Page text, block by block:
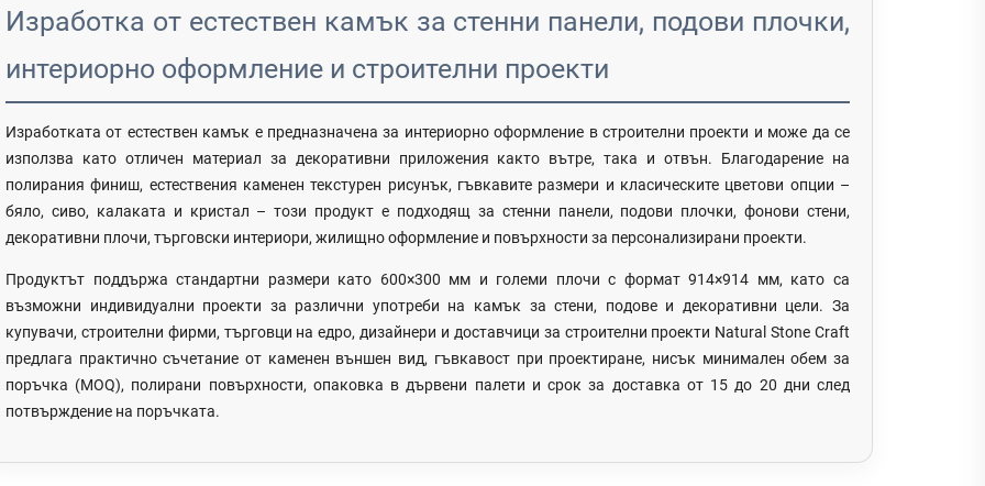
Изработка от естествен камък за стенни панели, подови плочки,
интериорно оформление и строителни проекти
Изработката от естествен камък е предназначена за интериорно оформление в строителни проекти и може да се
използва като отличен материал за декоративни приложения както вътре, така и отвън. Благодарение на
полирания финиш, естествения каменен текстурен рисунък, гъвкавите размери и класическите цветови опции –
бяло, сиво, калаката и кристал – този продукт е подходящ за стенни панели, подови плочки, фонови стени,
декоративни плочи, търговски интериори, жилищно оформление и повърхности за персонализирани проекти.
Продуктът поддържа стандартни размери като 600×300 мм и големи плочи с формат 914×914 мм, като са
възможни индивидуални проекти за различни употреби на камък за стени, подове и декоративни цели. За
купувачи, строителни фирми, търговци на едро, дизайнери и доставчици за строителни проекти Natural Stone Craft
предлага практично съчетание от каменен външен вид, гъвкавост при проектиране, нисък минимален обем за
поръчка (MOQ), полирани повърхности, опаковка в дървени палети и срок за доставка от 15 до 20 дни след
потвърждение на поръчката.